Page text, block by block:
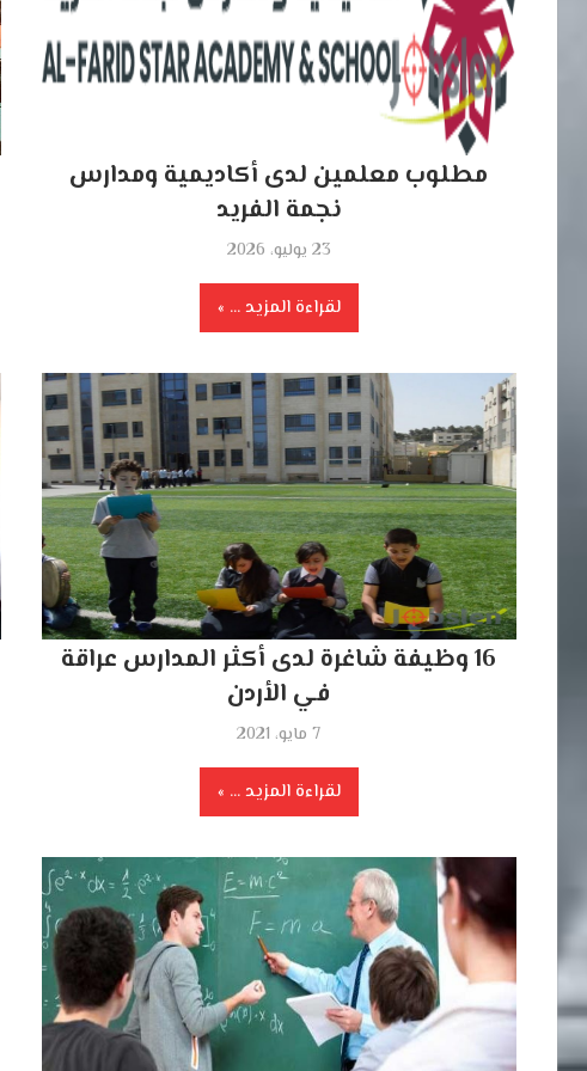
مطلوب معلمين لدى أكاديمية ومدارس
نجمة الفريد
23 يوليو، 2026
لقراءة المزيد ...
16 وظيفة شاغرة لدى أكثر المدارس عراقة
في الأردن
7 مايو، 2021
لقراءة المزيد ...